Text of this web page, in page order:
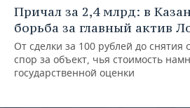
Причал за 2,4 млрд: в
борьба за главный актив
От сделки за 100 рублей до снятия
спор за объект, чья стоимость
государственной оценки